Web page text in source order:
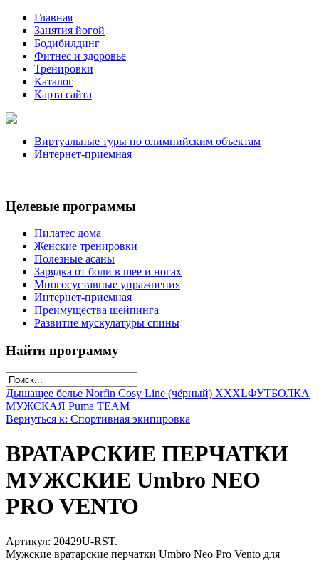
Главная
Занятия йогой
Бодибилдинг
Фитнес и здоровье
Тренировки
Каталог
Карта сайта
Виртуальные туры по олимпийским объектам
Интернет-приемная
Целевые программы
Пилатес дома
Женские тренировки
Полезные асаны
Зарядка от боли в шее и ногах
Многосуставные упражнения
Интернет-приемная
Преимущества шейпинга
Развитие мускулатуры спины
Найти программу
Дышащее белье Norfin Cosy Line (чёрный) XXXLФУТБОЛКА
МУЖСКАЯ Puma TEAM
Вернуться к: Спортивная экипировка
ВРАТАРСКИЕ ПЕРЧАТКИ
МУЖСКИЕ Umbro NEO
PRO VENTO
Артикул: 20429U-RST.
Мужские вратарские перчатки Umbro Neo Pro Vento для